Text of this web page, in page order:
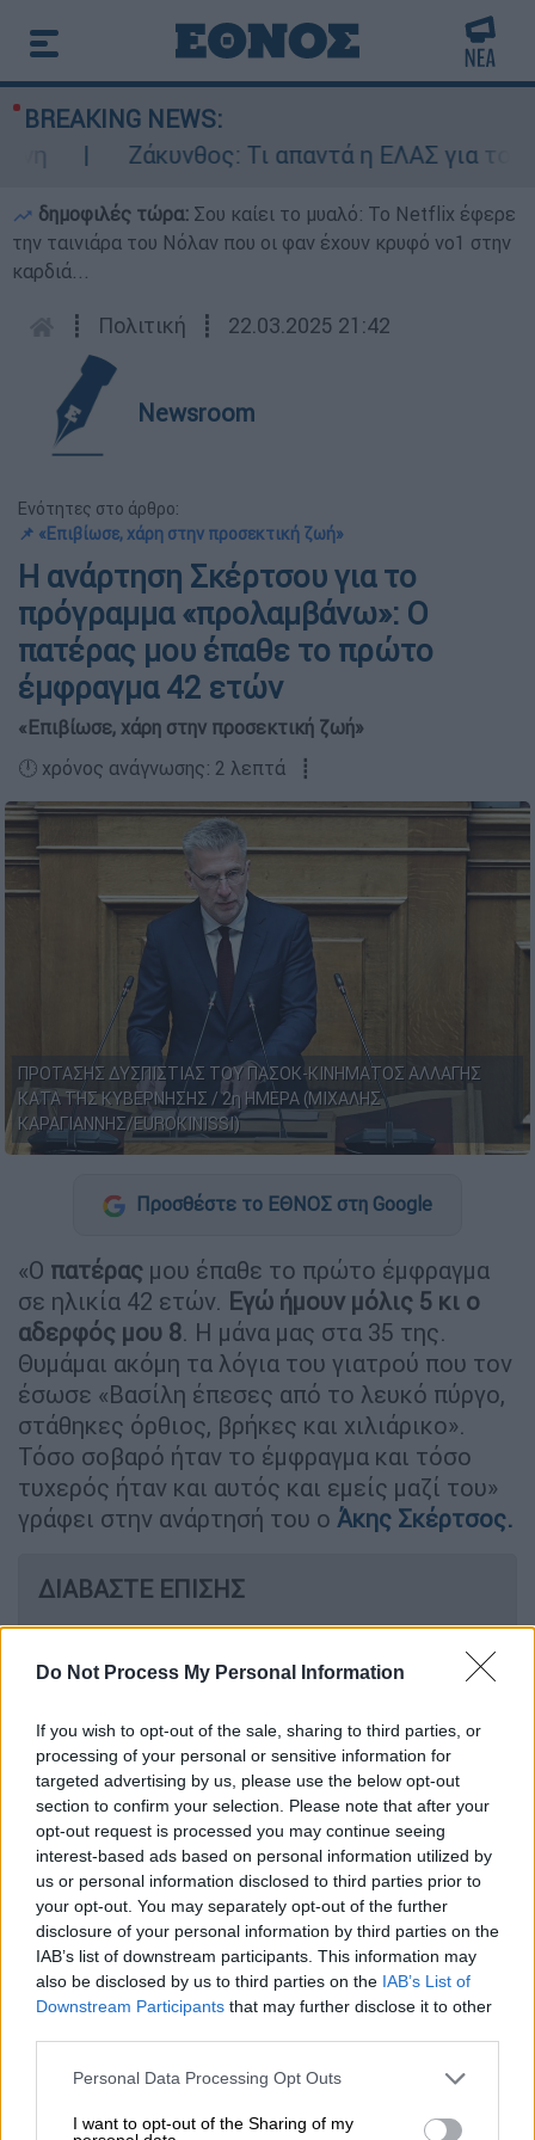
Do Not Process My Personal Information
If you wish to opt-out of the sale, sharing to third parties, or
processing of your personal or sensitive information for
targeted advertising by us, please use the below opt-out
section to confirm your selection. Please note that after your
opt-out request is processed you may continue seeing
interest-based ads based on personal information utilized by
us or personal information disclosed to third parties prior to
your opt-out. You may separately opt-out of the further
disclosure of your personal information by third parties on the
IAB’s list of downstream participants. This information may
also be disclosed by us to third parties on the IAB’s List of
Downstream Participants that may further disclose it to other
Please note that this website/app uses one or more Google
not limited to your visit or usage behaviour. You may click to
Personal Data Processing Opt Outs
I want to opt-out of the Sharing of my
BREAKING NEWS:
Ζάκυνθος: Τι απαντά η ΕΛΑΣ για τους 8
δημοφιλές τώρα: Σου καίει το μυαλό: Το Netflix έφερε
την ταινιάρα του Νόλαν που οι φαν έχουν κρυφό νο1 στην
καρδιά...
┋ Πολιτική ┋ 22.03.2025 21:42
Newsroom
Ενότητες στο άρθρο:
📌 «Επιβίωσε, χάρη στην προσεκτική ζωή»
Η ανάρτηση Σκέρτσου για το
πρόγραμμα «προλαμβάνω»: Ο
πατέρας μου έπαθε το πρώτο
έμφραγμα 42 ετών
«Επιβίωσε, χάρη στην προσεκτική ζωή»
🕛 χρόνος ανάγνωσης: 2 λεπτά ┋
ΠΡΟΤΑΣΗΣ ΔΥΣΠΙΣΤΙΑΣ ΤΟΥ ΠΑΣΟΚ-ΚΙΝΗΜΑΤΟΣ ΑΛΛΑΓΗΣ
ΚΑΤΑ ΤΗΣ ΚΥΒΕΡΝΗΣΗΣ / 2η ΗΜΕΡΑ (ΜΙΧΑΛΗΣ
ΚΑΡΑΓΙΑΝΝΗΣ/EUROKINISSI)
Προσθέστε το ΕΘΝΟΣ στη Google
«Ο πατέρας μου έπαθε το πρώτο έμφραγμα
σε ηλικία 42 ετών. Εγώ ήμουν μόλις 5 κι ο
αδερφός μου 8. Η μάνα μας στα 35 της.
Θυμάμαι ακόμη τα λόγια του γιατρού που τον
έσωσε «Βασίλη έπεσες από το λευκό πύργο,
στάθηκες όρθιος, βρήκες και χιλιάρικο».
Τόσο σοβαρό ήταν το έμφραγμα και τόσο
τυχερός ήταν και αυτός και εμείς μαζί του»
γράφει στην ανάρτησή του ο Άκης Σκέρτσος.
ΔΙΑΒΑΣΤΕ ΕΠΙΣΗΣ
Ο Ρόμπερτ Ντε Νίρο επιστρέφει στο
«Πεθερικά της συμφοράς»
Κόσμος22.03.2025 20:50
Ερντογάν: Δεν θα εγκαταλείψουμε
ποτέ την κοινή λογική
«Επιβίωσε, χάρη στην προσεκτική
ζωή»
«Επιβίωσε, χάρη στην προσεκτική ζωή που
μια ακόμη βαριά ανακοπή καρδιάς που έπαθε